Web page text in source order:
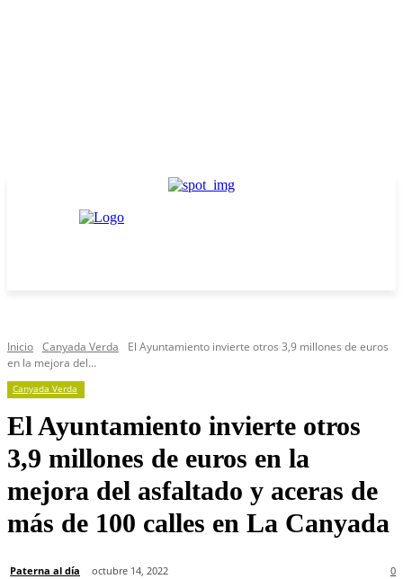
Inicio Canyada Verda
El Ayuntamiento invierte otros 3,9 millones de euros
en la mejora del...
Canyada Verda
El Ayuntamiento invierte otros
3,9 millones de euros en la
mejora del asfaltado y aceras de
más de 100 calles en La Canyada
Paterna al día octubre 14, 2022 0